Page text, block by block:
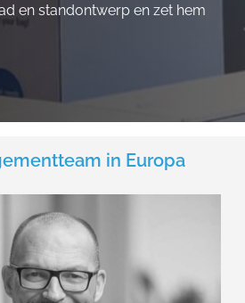
en standontwerp en zet hem
in Europa